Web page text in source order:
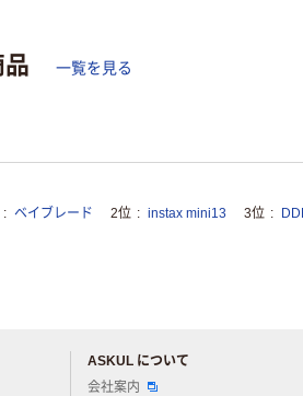
一覧を見る
ベイブレード 2位 instax mini13 3位
ASKUL について
会社案内